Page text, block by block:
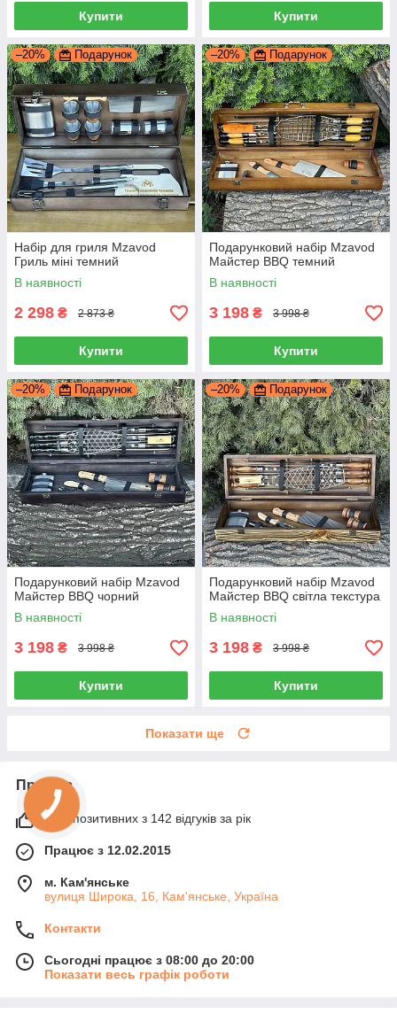
Купити Купити
–20% Подарунок
Набір для гриля Mzavod
Гриль міні темний
В наявності
2 298 ₴ 2 873 ₴
Купити
–20% Подарунок
Подарунковий набір Mzavod
Майстер BBQ темний
В наявності
3 198 ₴ 3 998 ₴
Купити
–20% Подарунок
Подарунковий набір Mzavod
Майстер BBQ чорний
В наявності
3 198 ₴ 3 998 ₴
Купити
–20% Подарунок
Подарунковий набір Mzavod
Майстер BBQ світла текстура
В наявності
3 198 ₴ 3 998 ₴
Купити
Показати ще
Про нас
93% позитивних з 142 відгуків за рік
Працює з 12.02.2015
м. Кам'янське
вулиця Широка, 16, Кам'янське, Україна
Контакти
Сьогодні працює з 08:00 до 20:00
Показати весь графік роботи